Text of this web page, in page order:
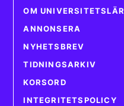
OM
ANNONSERA
NYHETSBREV
TIDNINGSARKIV
KORSORD
INTEGRITETSPOLICY